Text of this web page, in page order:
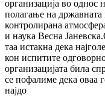
организација во однос
полагање на
контролирана
и наука Весна
таа истакна дека
кон испитите
организацијата била
се пофалиме дека оваа
најдо